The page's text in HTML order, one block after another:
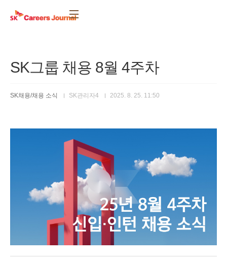
SK그룹 채용 8월 4주차
SK채용/채용 소식 SK관리자4 2025. 8. 25. 11:50